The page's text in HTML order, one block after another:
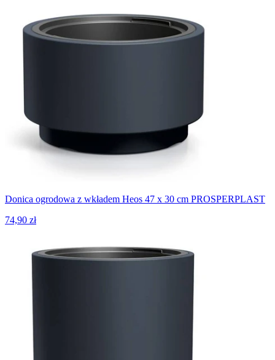
Donica ogrodowa z wkładem Heos 47 x 30 cm PROSPERPLAST
74,90 zł